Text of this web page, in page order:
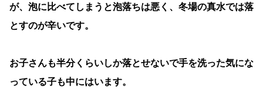
が、泡に比べてしまうと泡落ちは悪く、冬場の真水では落
とすのが辛いです。
お子さんも半分くらいしか落とせないで手を洗った気にな
っている子も中にはいます。